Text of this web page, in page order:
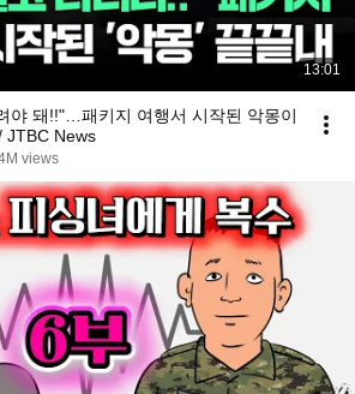
13:01
야 돼!!"…패키지 여행서 시작된 악몽이
JTBC News
views